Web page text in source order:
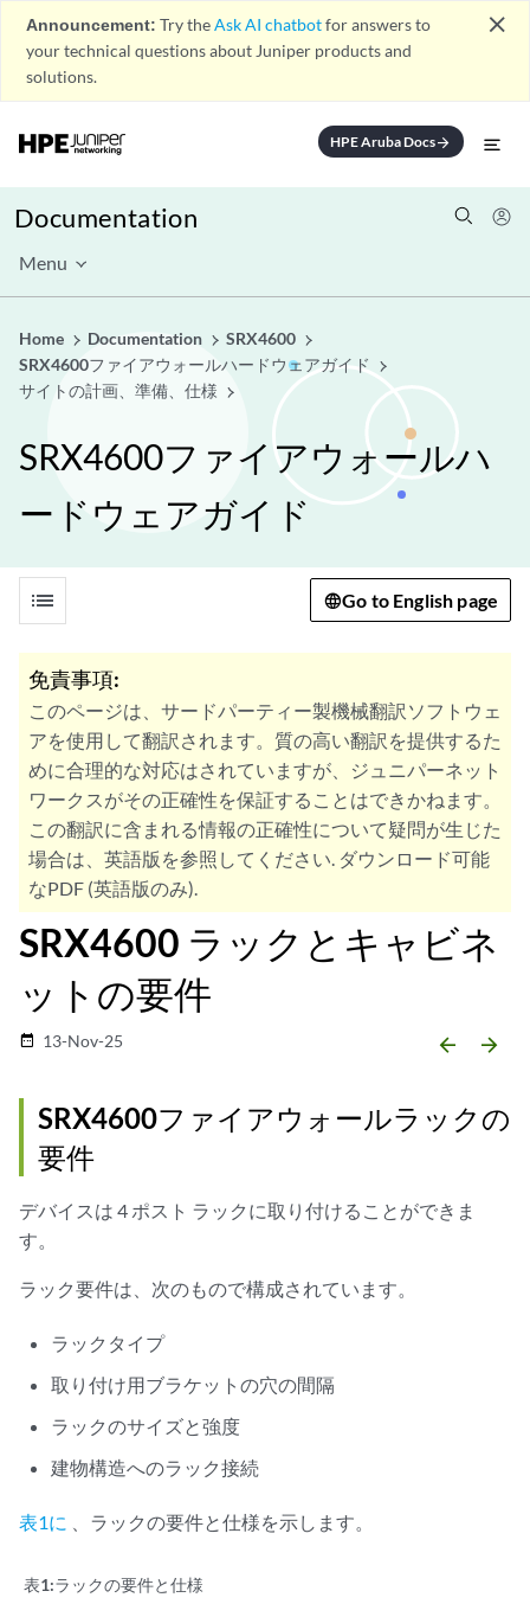
Announcement: Try theAsk AI chatbotfor answers to
your technical questions about Juniper products and
solutions.
close
HPE Aruba Docsarrow_forward
Documentation
Menu
Home Documentation
SRX4600
SRX4600ファイアウォールハードウェアガイド
サイトの計画、準備、仕様
SRX4600ファイアウォールハ
ードウェアガイド
list Go to English page
免責事項:
このページは、サードパーティー製機械翻訳ソフトウェ
アを使用して翻訳されます。質の高い翻訳を提供するた
めに合理的な対応はされていますが、ジュニパーネット
ワークスがその正確性を保証することはできかねます。
この翻訳に含まれる情報の正確性について疑問が生じた
場合は、英語版を参照してください. ダウンロード可能
なPDF (英語版のみ).
SRX4600 ラックとキャビネ
ットの要件
date_range 13-Nov-25 arrow_backward arrow_forward
SRX4600ファイアウォールラックの
要件
デバイスは 4 ポスト ラックに取り付けることができま
す。
ラック要件は、次のもので構成されています。
ラックタイプ
取り付け用ブラケットの穴の間隔
ラックのサイズと強度
建物構造へのラック接続
表1に 、ラックの要件と仕様を示します。
表1:ラックの要件と仕様